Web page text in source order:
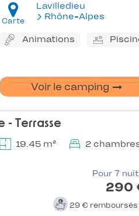
Carte
Lavilledieu
Rhône-Alpes
Animations
Voir le camping
- Terrasse
19.45 m² 2
Pour 7
290
29 € remboursés